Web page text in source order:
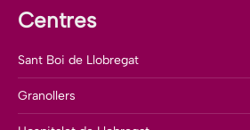
Centres
Sant Boi de Llobregat
Granollers